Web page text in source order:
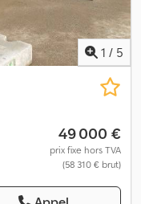
1 / 5
49 000 €
prix fixe hors TVA
(58 310 € brut)